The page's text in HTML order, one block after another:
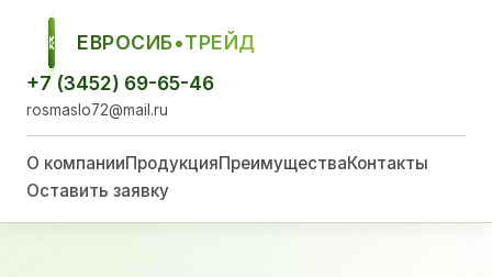
ЕСТ
ЕВРОСИБ•ТРЕЙД
+7 (3452) 69-65-46
rosmaslo72@mail.ru
О компанииПродукцияПреимуществаКонтакты
Оставить заявку